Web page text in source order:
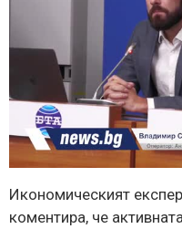
Икономическият
коментира, че